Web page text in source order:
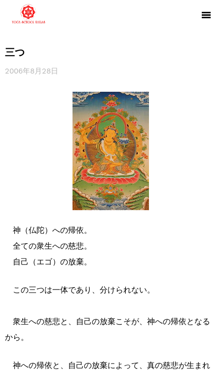
三つ
2006年8月28日
神（仏陀）への帰依。
全ての衆生への慈悲。
自己（エゴ）の放棄。
この三つは一体であり、分けられない。
衆生への慈悲と、自己の放棄こそが、神への帰依となる
から。
神への帰依と、自己の放棄によって、真の慈悲が生まれ